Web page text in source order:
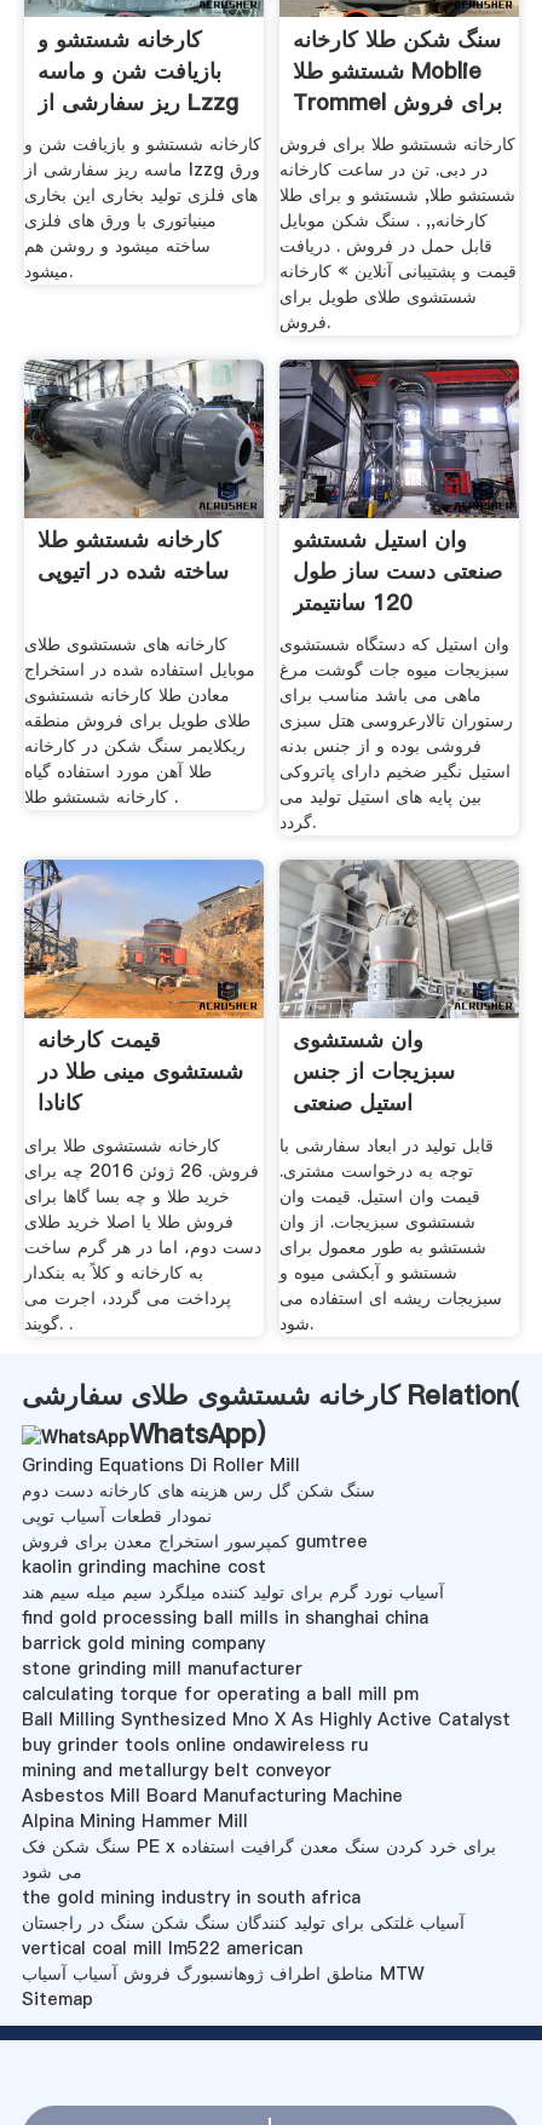
کارخانه شستشو و
بازیافت شن و ماسه
ریز سفارشی از Lzzg
کارخانه شستشو و بازیافت شن و
ماسه ریز سفارشی از lzzg ورق
های فلزی تولید بخاری این بخاری
مینیاتوری با ورق های فلزی
ساخته میشود و روشن هم
میشود.
سنگ شکن طلا کارخانه
شستشو طلا Moblie
Trommel برای فروش
کارخانه شستشو طلا برای فروش
در دبی. تن در ساعت کارخانه
شستشو طلا, شستشو و برای طلا
کارخانه,, . سنگ شکن موبایل
قابل حمل در فروش . دریافت
قیمت و پشتیبانی آنلاین » کارخانه
شستشوی طلای طویل برای
فروش.
کارخانه شستشو طلا
ساخته شده در اتیوپی
کارخانه های شستشوی طلای
موبایل استفاده شده در استخراج
معادن طلا کارخانه شستشوی
طلای طویل برای فروش منطقه
ریکلایمر سنگ شکن در کارخانه
طلا آهن مورد استفاده گیاه
کارخانه شستشو طلا .
وان استیل شستشو
صنعتی دست ساز طول
120 سانتیمتر
وان استیل که دستگاه شستشوی
سبزیجات میوه جات گوشت مرغ
ماهی می باشد مناسب برای
رستوران تالارعروسی هتل سبزی
فروشی بوده و از جنس بدنه
استیل نگیر ضخیم دارای پاتروکی
بین پایه های استیل تولید می
گردد.
قیمت کارخانه
شستشوی مینی طلا در
کانادا
کارخانه شستشوی طلا برای
فروش. 26 ژوئن 2016 چه برای
خرید طلا و چه بسا گاها برای
فروش طلا یا اصلا خرید طلای
دست دوم، اما در هر گرم ساخت
به کارخانه و کلاً به بنکدار
پرداخت می گردد، اجرت می
گویند. .
وان شستشوی
سبزیجات از جنس
استیل صنعتی
قابل تولید در ابعاد سفارشی با
توجه به درخواست مشتری.
قیمت وان استیل. قیمت وان
شستشوی سبزیجات. از وان
شستشو به طور معمول برای
شستشو و آبکشی میوه و
سبزیجات ریشه ای استفاده می
شود.
کارخانه شستشوی طلای سفارشی Relation(
WhatsApp)
Grinding Equations Di Roller Mill
سنگ شکن گل رس هزینه های کارخانه دست دوم
نمودار قطعات آسیاب توپی
کمپرسور استخراج معدن برای فروش gumtree
kaolin grinding machine cost
آسیاب نورد گرم برای تولید کننده میلگرد سیم میله سیم هند
find gold processing ball mills in shanghai china
barrick gold mining company
stone grinding mill manufacturer
calculating torque for operating a ball mill pm
Ball Milling Synthesized Mno X As Highly Active Catalyst
buy grinder tools online ondawireless ru
mining and metallurgy belt conveyor
Asbestos Mill Board Manufacturing Machine
Alpina Mining Hammer Mill
سنگ شکن فک PE x برای خرد کردن سنگ معدن گرافیت استفاده
می شود
the gold mining industry in south africa
آسیاب غلتکی برای تولید کنندگان سنگ شکن سنگ در راجستان
vertical coal mill lm522 american
مناطق اطراف ژوهانسبورگ فروش آسیاب آسیاب MTW
Sitemap